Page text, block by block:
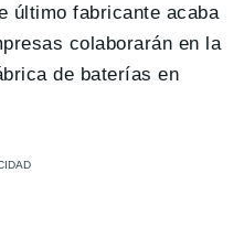
último fabricante acaba
colaborarán en la
de baterías en